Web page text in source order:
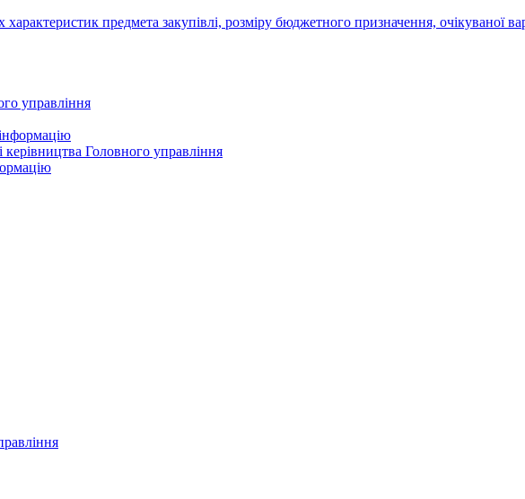
предмета закупівлі, розміру бюджетного призначення, очікуваної
управління
Головного управління